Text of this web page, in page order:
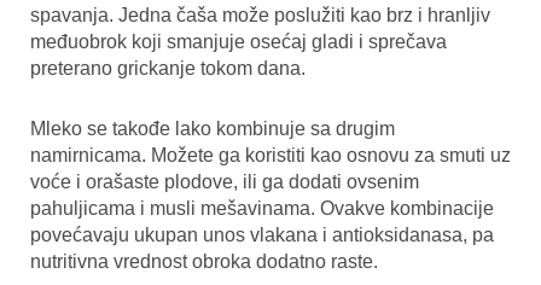
spavanja. Jedna čaša može poslužiti kao brz i hranljiv
međuobrok koji smanjuje osećaj gladi i sprečava
preterano grickanje tokom dana.
Mleko se takođe lako kombinuje sa drugim
namirnicama. Možete ga koristiti kao osnovu za smuti uz
voće i orašaste plodove, ili ga dodati ovsenim
pahuljicama i musli mešavinama. Ovakve kombinacije
povećavaju ukupan unos vlakana i antioksidanasa, pa
nutritivna vrednost obroka dodatno raste.